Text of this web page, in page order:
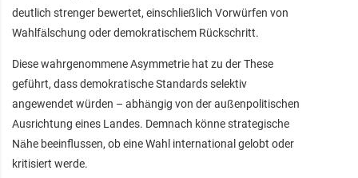
deutlich strenger bewertet, einschließlich Vorwürfen von
Wahlfälschung oder demokratischem Rückschritt.
Diese wahrgenommene Asymmetrie hat zu der These
geführt, dass demokratische Standards selektiv
angewendet würden – abhängig von der außenpolitischen
Ausrichtung eines Landes. Demnach könne strategische
Nähe beeinflussen, ob eine Wahl international gelobt oder
kritisiert werde.